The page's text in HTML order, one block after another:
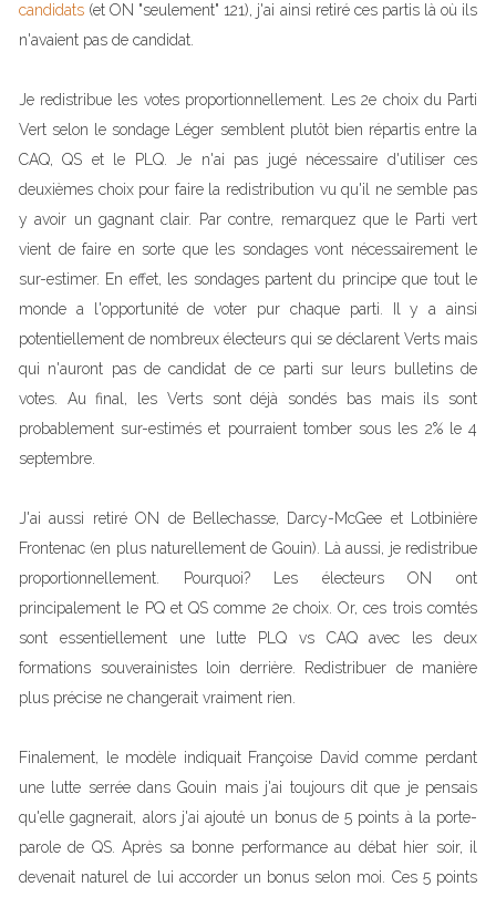
candidats (et ON "seulement" 121), j'ai ainsi retiré ces partis là où ils
n'avaient pas de candidat.
Je redistribue les votes proportionnellement. Les 2e choix du Parti
Vert selon le sondage Léger semblent plutôt bien répartis entre la
CAQ, QS et le PLQ. Je n'ai pas jugé nécessaire d'utiliser ces
deuxièmes choix pour faire la redistribution vu qu'il ne semble pas
y avoir un gagnant clair. Par contre, remarquez que le Parti vert
vient de faire en sorte que les sondages vont nécessairement le
sur-estimer. En effet, les sondages partent du principe que tout le
monde a l'opportunité de voter pur chaque parti. Il y a ainsi
potentiellement de nombreux électeurs qui se déclarent Verts mais
qui n'auront pas de candidat de ce parti sur leurs bulletins de
votes. Au final, les Verts sont déjà sondés bas mais ils sont
probablement sur-estimés et pourraient tomber sous les 2% le 4
septembre.
J'ai aussi retiré ON de Bellechasse, Darcy-McGee et Lotbinière
Frontenac (en plus naturellement de Gouin). Là aussi, je redistribue
proportionnellement. Pourquoi? Les électeurs ON ont
principalement le PQ et QS comme 2e choix. Or, ces trois comtés
sont essentiellement une lutte PLQ vs CAQ avec les deux
formations souverainistes loin derrière. Redistribuer de manière
plus précise ne changerait vraiment rien.
Finalement, le modèle indiquait Françoise David comme perdant
une lutte serrée dans Gouin mais j'ai toujours dit que je pensais
qu'elle gagnerait, alors j'ai ajouté un bonus de 5 points à la porte-
parole de QS. Après sa bonne performance au débat hier soir, il
devenait naturel de lui accorder un bonus selon moi. Ces 5 points